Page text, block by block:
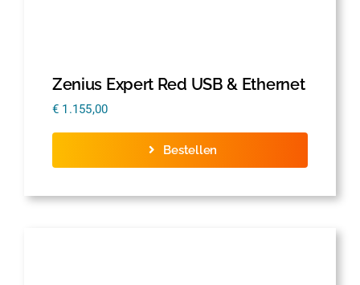
Zenius Expert Red USB & Ethernet
€ 1.155,00
Bestellen